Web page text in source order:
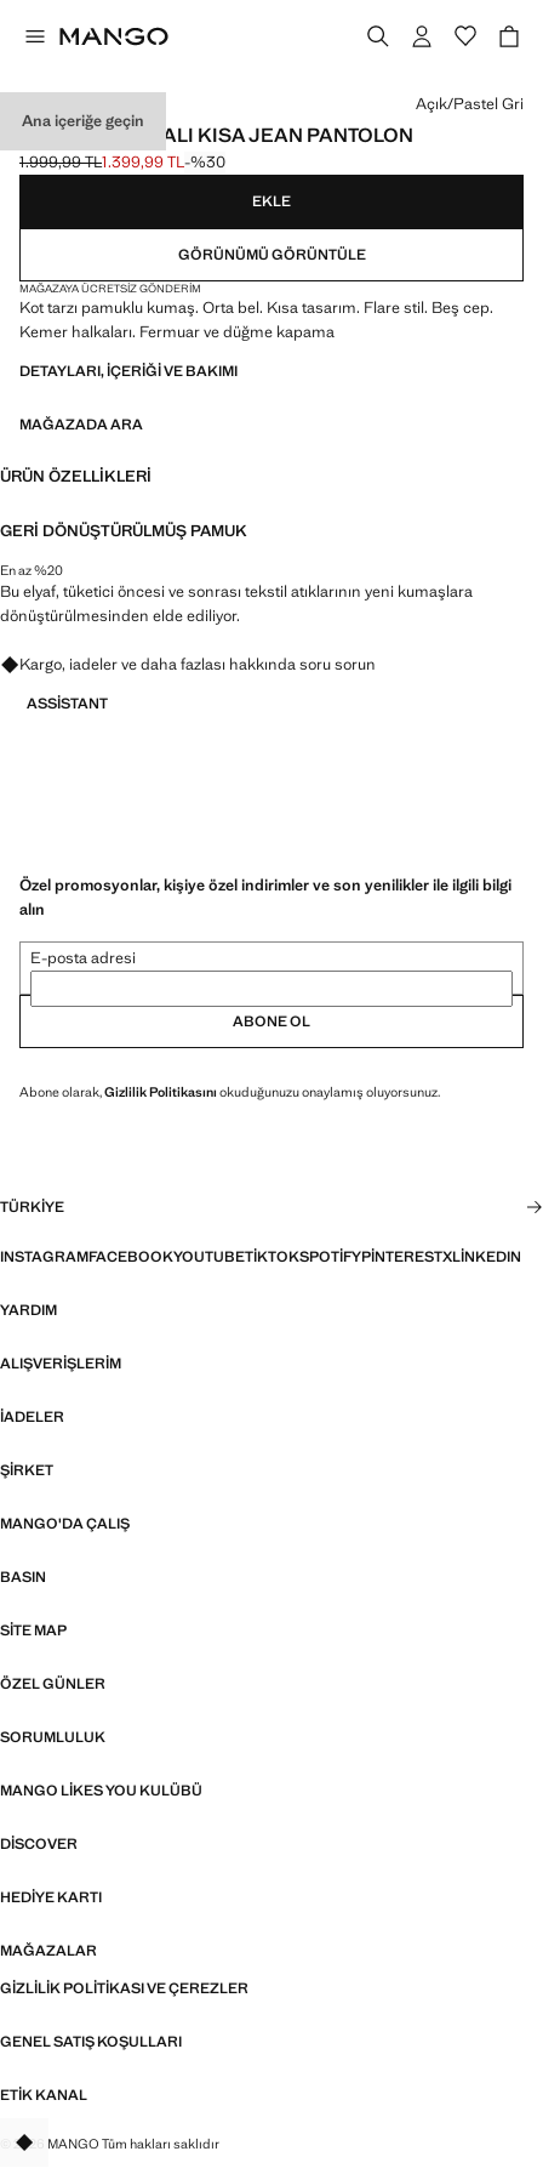
Ana içeriğe geçin
İSPANYOL PAÇALI KISA JEAN PANTOLON
Üstü çizili ilk fiyat [1.999,99 TL ]
1.999,99 TL
Güncel fiyat [1.399,99 TL ]
1.399,99 TL-%30
Bir renk seçin
Açık/Pastel Gri
EKLE
GÖRÜNÜMÜ GÖRÜNTÜLE
MAĞAZAYA ÜCRETSIZ GÖNDERIM
Kot tarzı pamuklu kumaş. Orta bel. Kısa tasarım. Flare stil. Beş cep.
Kemer halkaları. Fermuar ve düğme kapama
DETAYLARI, IÇERIĞI VE BAKIMI
MAĞAZADA ARA
ÜRÜN ÖZELLIKLERI
GERI DÖNÜŞTÜRÜLMÜŞ PAMUK
En az %20
Bu elyaf, tüketici öncesi ve sonrası tekstil atıklarının yeni kumaşlara
dönüştürülmesinden elde ediliyor.
Kargo, iadeler ve daha fazlası hakkında soru sorun
ASSISTANT
Özel promosyonlar, kişiye özel indirimler ve son yenilikler ile ilgili bilgi
alın
E-posta adresi
ABONE OL
Abone olarak,Gizlilik Politikasını okuduğunuzu onaylamış oluyorsunuz.
TÜRKIYE
INSTAGRAMFACEBOOKYOUTUBETIKTOKSPOTIFYPINTERESTXLINKEDIN
YARDIM
ALIŞVERIŞLERIM
İADELER
ŞIRKET
MANGO'DA ÇALIŞ
BASIN
SITE MAP
ÖZEL GÜNLER
SORUMLULUK
MANGO LIKES YOU KULÜBÜ
DISCOVER
HEDIYE KARTI
MAĞAZALAR
GIZLILIK POLITIKASI VE ÇEREZLER
GENEL SATIŞ KOŞULLARI
ETIK KANAL
© 2026 MANGO Tüm hakları saklıdır